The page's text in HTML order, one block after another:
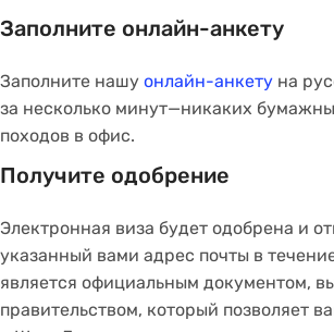
Заполните онлайн-анкету
Заполните нашу онлайн-анкету на
за несколько минут—никаких
походов в офис.
Получите одобрение
Электронная виза будет одобрена и
указанный вами адрес почты в
является официальным документом,
правительством, который позволяет